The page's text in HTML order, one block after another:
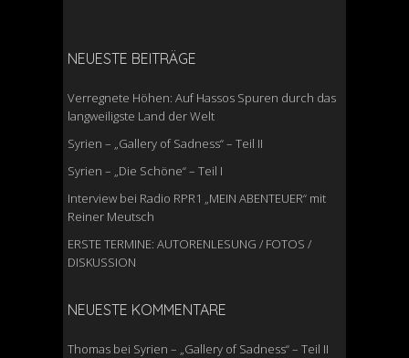
NEUESTE BEITRÄGE
Verregnete Höhen: Auf Hassos Spuren durch das
langweiligste Land der Welt
Syrien – „Gallery of Sadness“ – Teil II
Syrien – „Die Schöne“ – Teil I
Interview bei Radio RPR1 „MEIN ABENTEUER“ mit
Reiner Meutsch
ERSTE TERMINE: AUTORENLESUNG / FOTOS /
DISKUSSION
NEUESTE KOMMENTARE
Thomas bei Syrien – „Gallery of Sadness“ – Teil II